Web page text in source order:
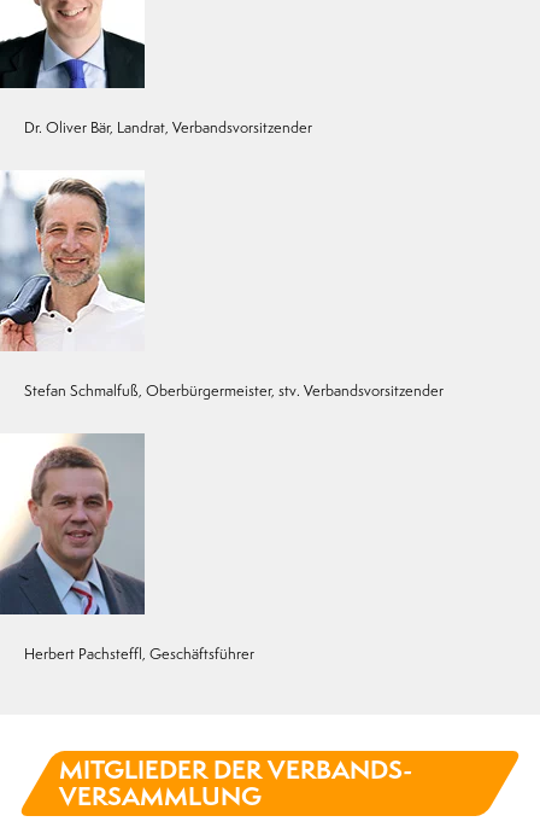
Dr. Oliver Bär, Landrat, Verbandsvorsitzender
Stefan Schmalfuß, Oberbürgermeister, stv. Verbandsvorsitzender
Herbert Pachsteffl, Geschäftsführer
MITGLIEDER DER VERBANDS­
VERSAMMLUNG